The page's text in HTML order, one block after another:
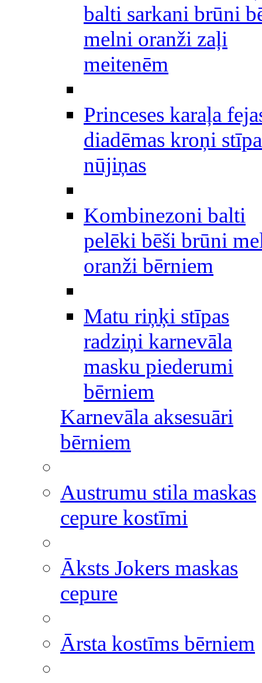
balti sarkani brūni
melni oranži zaļi
meitenēm
Princeses karaļa
diadēmas kroņi
nūjiņas
Kombinezoni balti
pelēki bēši brūni
oranži bērniem
Matu riņķi stīpas
radziņi karnevāla
masku piederumi
bērniem
Karnevāla aksesuāri
bērniem
Austrumu stila maskas
cepure kostīmi
Āksts Jokers maskas
cepure
Ārsta kostīms bērniem